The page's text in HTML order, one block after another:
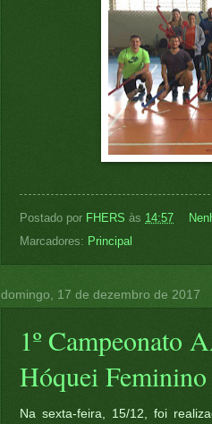
Postado por FHERS às 14:57
Marcadores: Principal
domingo, 17 de dezembro de 2017
1º Campeonato
Hóquei Feminino
Na sexta-feira, 15/12, foi